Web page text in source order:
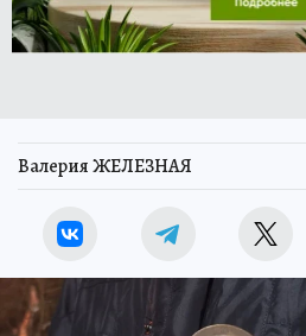
Валерия ЖЕЛЕЗНАЯ